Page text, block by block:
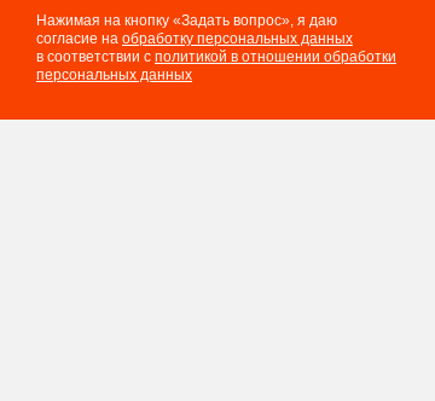
Нажимая на кнопку «Задать вопрос», я даю
согласие на обработку персональных данных
в соответствии с политикой в отношении обработки
персональных данных